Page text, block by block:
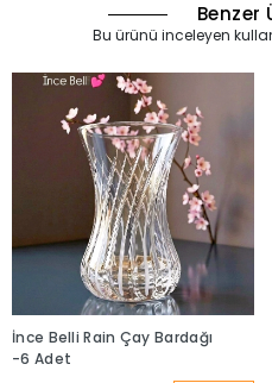
Benzer
Bu ürünü inceleyen
İnce Belli Rain Çay Bardağı
-6 Adet